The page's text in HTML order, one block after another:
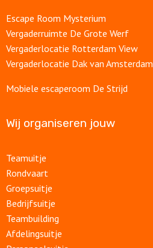
Escape Room Mysterium
Vergaderruimte De Grote Werf
Vergaderlocatie Rotterdam View
Vergaderlocatie Dak van Amsterdam
Mobiele escaperoom De Strijd
Wij organiseren jouw
Teamuitje
Rondvaart
Groepsuitje
Bedrijfsuitje
Teambuilding
Afdelingsuitje